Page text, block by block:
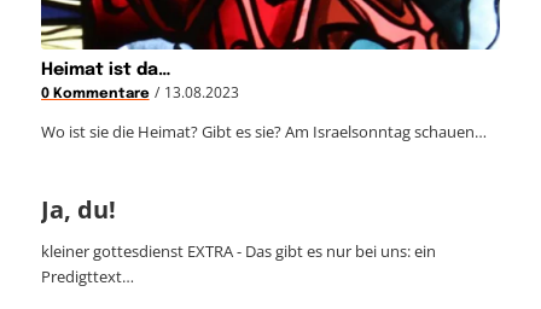
Heimat ist da…
0 Kommentare / 13.08.2023
Wo ist sie die Heimat? Gibt es sie? Am Israelsonntag schauen…
Ja, du!
kleiner gottesdienst EXTRA - Das gibt es nur bei uns: ein
Predigttext…